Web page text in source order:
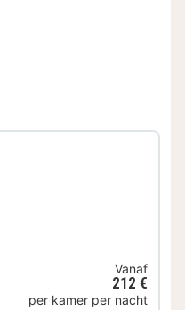
Vanaf
212 €
per kamer per nacht